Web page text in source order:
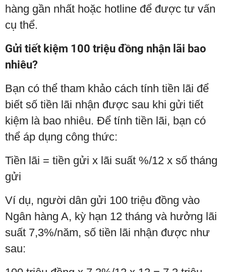
hàng gần nhất hoặc hotline để được tư vấn
cụ thể.
Gửi tiết kiệm 100 triệu đồng nhận lãi bao
nhiêu?
Bạn có thể tham khảo cách tính tiền lãi để
biết số tiền lãi nhận được sau khi gửi tiết
kiệm là bao nhiêu. Để tính tiền lãi, bạn có
thể áp dụng công thức:
Tiền lãi = tiền gửi x lãi suất %/12 x số tháng
gửi
Ví dụ, người dân gửi 100 triệu đồng vào
Ngân hàng A, kỳ hạn 12 tháng và hưởng lãi
suất 7,3%/năm, số tiền lãi nhận được như
sau: